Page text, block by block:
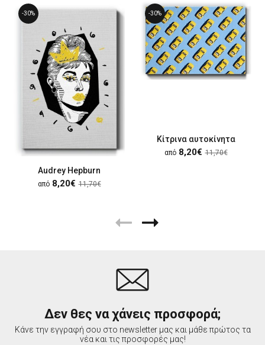
-30%
Audrey Hepburn
από 8,20€ 11,70€
-30%
Κίτρινα αυτοκίνητα
από 8,20€ 11,70€
Δεν θες να χάνεις προσφορά;
Κάνε την εγγραφή σου στο newsletter μας και μάθε πρώτος τα
νέα και τις προσφορές μας!